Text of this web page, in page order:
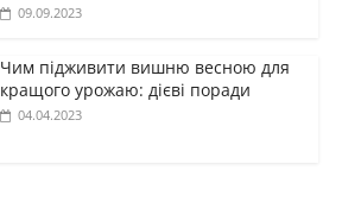
09.09.2023
Чим підживити вишню весною для
кращого урожаю: дієві поради
04.04.2023